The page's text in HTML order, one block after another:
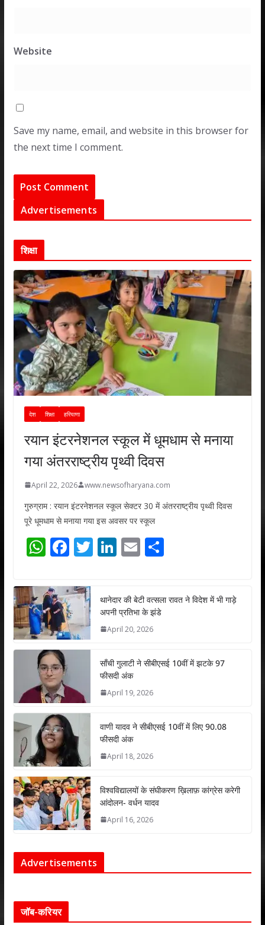
Website
Save my name, email, and website in this browser for
the next time I comment.
Advertisements
शिक्षा
देश शिक्षा हरियाणा
रयान इंटरनेशनल स्कूल में धूमधाम से मनाया
गया अंतरराष्ट्रीय पृथ्वी दिवस
April 22, 2026 www.newsofharyana.com
गुरुग्राम : रयान इंटरनेशनल स्कूल सेक्टर 30 में अंतरराष्ट्रीय पृथ्वी दिवस
पूरे धूमधाम से मनाया गया इस अवसर पर स्कूल
W
at
s
A
p
p
F
e
b
o
o
T
er
Li
e
dI
E
l
S
e
थानेदार की बेटी वत्सला रावत ने विदेश में भी गाड़े
अपनी प्रतिभा के झंडे
April 20, 2026
साँची गुलाटी ने सीबीएसई 10वीं में झटके 97
फीसदी अंक
April 19, 2026
वाणी यादव ने सीबीएसई 10वीं में लिए 90.08
फीसदी अंक
April 18, 2026
विश्वविद्यालयों के संघीकरण ख़िलाफ़ कांग्रेस करेगी
आंदोलन- वर्धन यादव
April 16, 2026
Advertisements
जॉब-करियर